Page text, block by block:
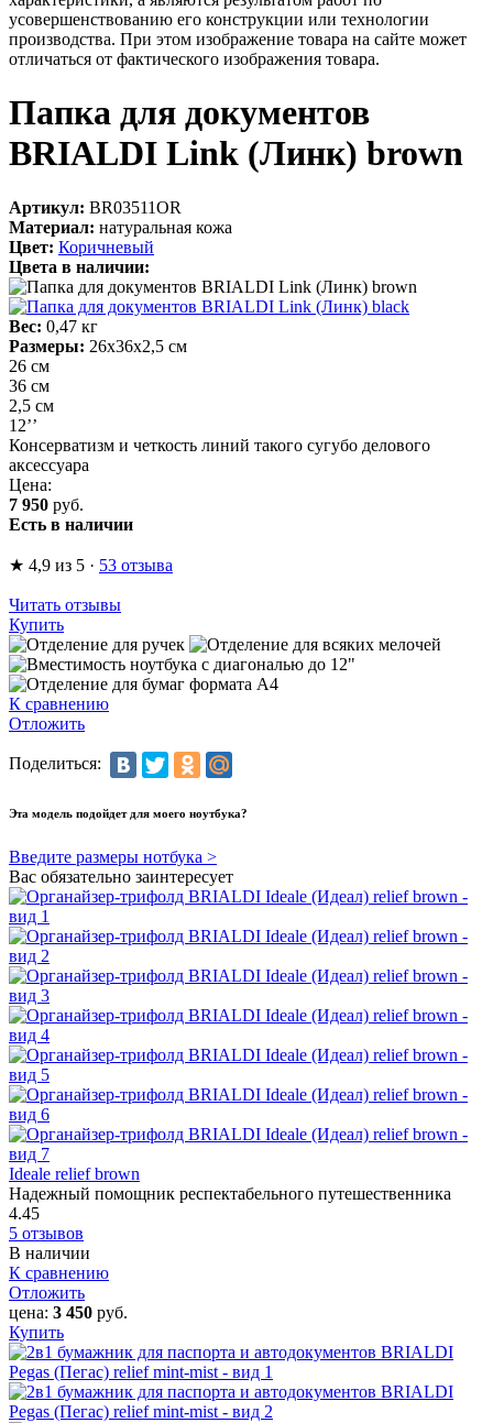
усовершенствованию его конструкции или технологии
производства. При этом изображение товара на сайте может
отличаться от фактического изображения товара.
Папка для документов
BRIALDI Link (Линк) brown
Артикул: BR03511OR
Материал: натуральная кожа
Цвет: Коричневый
Цвета в наличии:
Вес: 0,47 кг
Размеры: 26х36х2,5 см
26 см
36 см
2,5 см
12’’
Консерватизм и четкость линий такого сугубо делового
аксессуара
Цена:
7 950 руб.
Есть в наличии
★ 4,9 из 5 · 53 отзыва
Читать отзывы
Купить
К сравнению
Отложить
Поделиться:
Эта модель подойдет для моего ноутбука?
Введите размеры нотбука >
Вас обязательно заинтересует
Ideale relief brown
Надежный помощник респектабельного путешественника
4.45
5 отзывов
В наличии
К сравнению
Отложить
цена: 3 450 руб.
Купить